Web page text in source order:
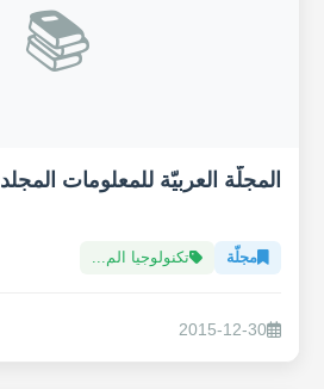
📚
المجلّة العربيّة للمعلومات المجلد 25
مجلّة تكنولوجيا الم...
2015-12-30